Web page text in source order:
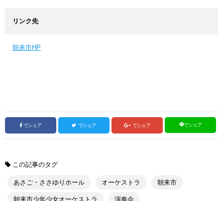
リンク先
朝来市HP
でシェア でシェア でシェア でシェア
この記事のタグ
あさご・ささゆりホール オーケストラ 朝来市
朝来市少年少女オーケストラ 演奏会